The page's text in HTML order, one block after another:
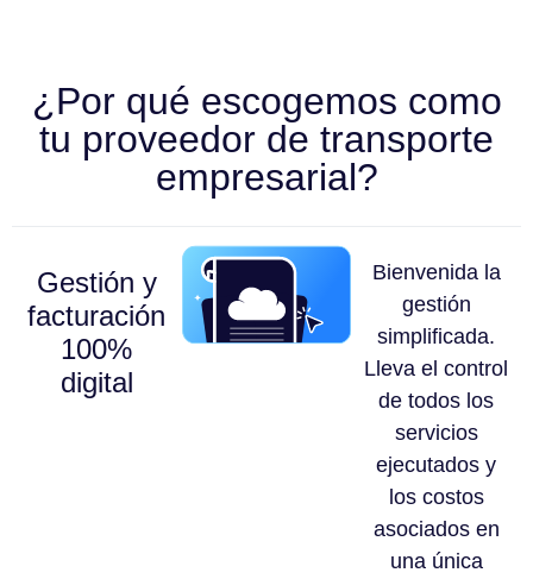
¿Por qué escogemos como
tu proveedor de transporte
empresarial?
Gestión y
facturación
100%
digital
Bienvenida la
gestión
simplificada.
Lleva el control
de todos los
servicios
ejecutados y
los costos
asociados en
una única